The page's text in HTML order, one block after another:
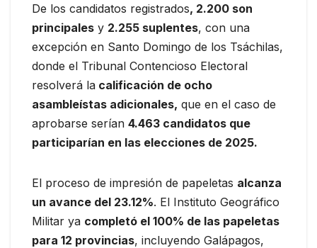
De los candidatos registrados, 2.200 son
principales y 2.255 suplentes, con una
excepción en Santo Domingo de los Tsáchilas,
donde el Tribunal Contencioso Electoral
resolverá la calificación de ocho
asambleístas adicionales, que en el caso de
aprobarse serían 4.463 candidatos que
participarían en las elecciones de 2025.
El proceso de impresión de papeletas alcanza
un avance del 23.12%. El Instituto Geográfico
Militar ya completó el 100% de las papeletas
para 12 provincias, incluyendo Galápagos,